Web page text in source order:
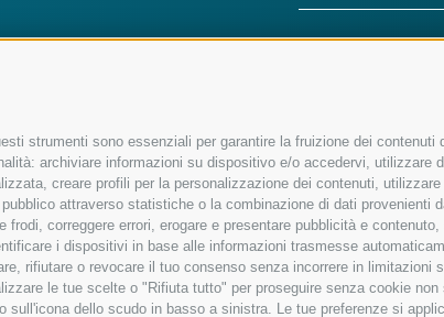
strumenti sono essenziali per garantire la fruizione dei
archiviare informazioni su dispositivo e/o accedervi, utilizzare
creare profili per la personalizzazione dei contenuti,
attraverso statistiche o la combinazione di dati
correggere errori, erogare e presentare pubblicità e
i dispositivi in base alle informazioni trasmesse
rifiutare o revocare il tuo consenso senza incorrere in
le tue scelte o "Rifiuta tutto" per proseguire senza cookie
dello scudo in basso a sinistra. Le tue preferenze si